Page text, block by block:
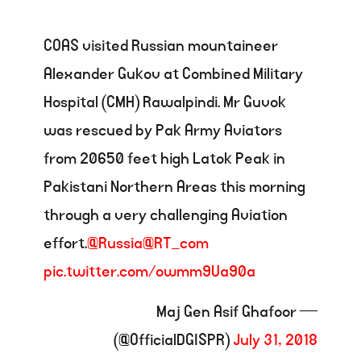
COAS visited Russian mountaineer
Alexander Gukov at Combined Military
Hospital (CMH) Rawalpindi. Mr Guvok
was rescued by Pak Army Aviators
from 20650 feet high Latok Peak in
Pakistani Northern Areas this morning
through a very challenging Aviation
effort.@Russia@RT_com
pic.twitter.com/owmm9Ua90a
— Maj Gen Asif Ghafoor
(@OfficialDGISPR)July 31, 2018